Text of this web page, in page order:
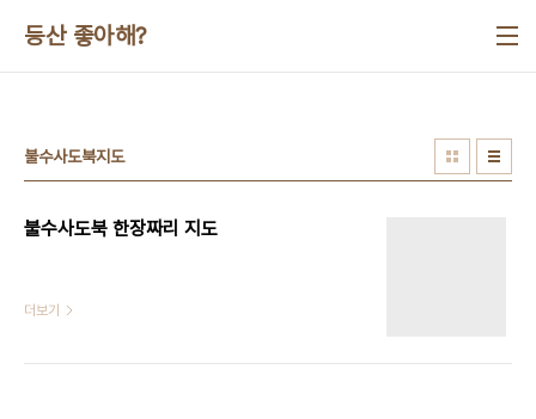
등산 좋아해?
불수사도북지도
불수사도북 한장짜리 지도
더보기